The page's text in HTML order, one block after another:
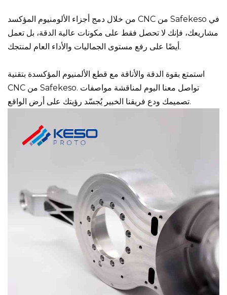
من خلال دمج أجزاء الألومنيوم المؤكسد CNC من Safekeso في
مشاريعك، فإنك لا تحصل فقط على مكونات عالية الدقة، بل تعمل
أيضًا على رفع مستوى الجماليات والأداء العام لمنتجك.
استمتع بقوة الدقة والأناقة مع قطع الألمنيوم المؤكسدة بتقنية
CNC من Safekeso. تواصل معنا اليوم لمناقشة مواصفات
تصميمك ودع فريقنا الخبير يُجسّد رؤيتك على أرض الواقع.